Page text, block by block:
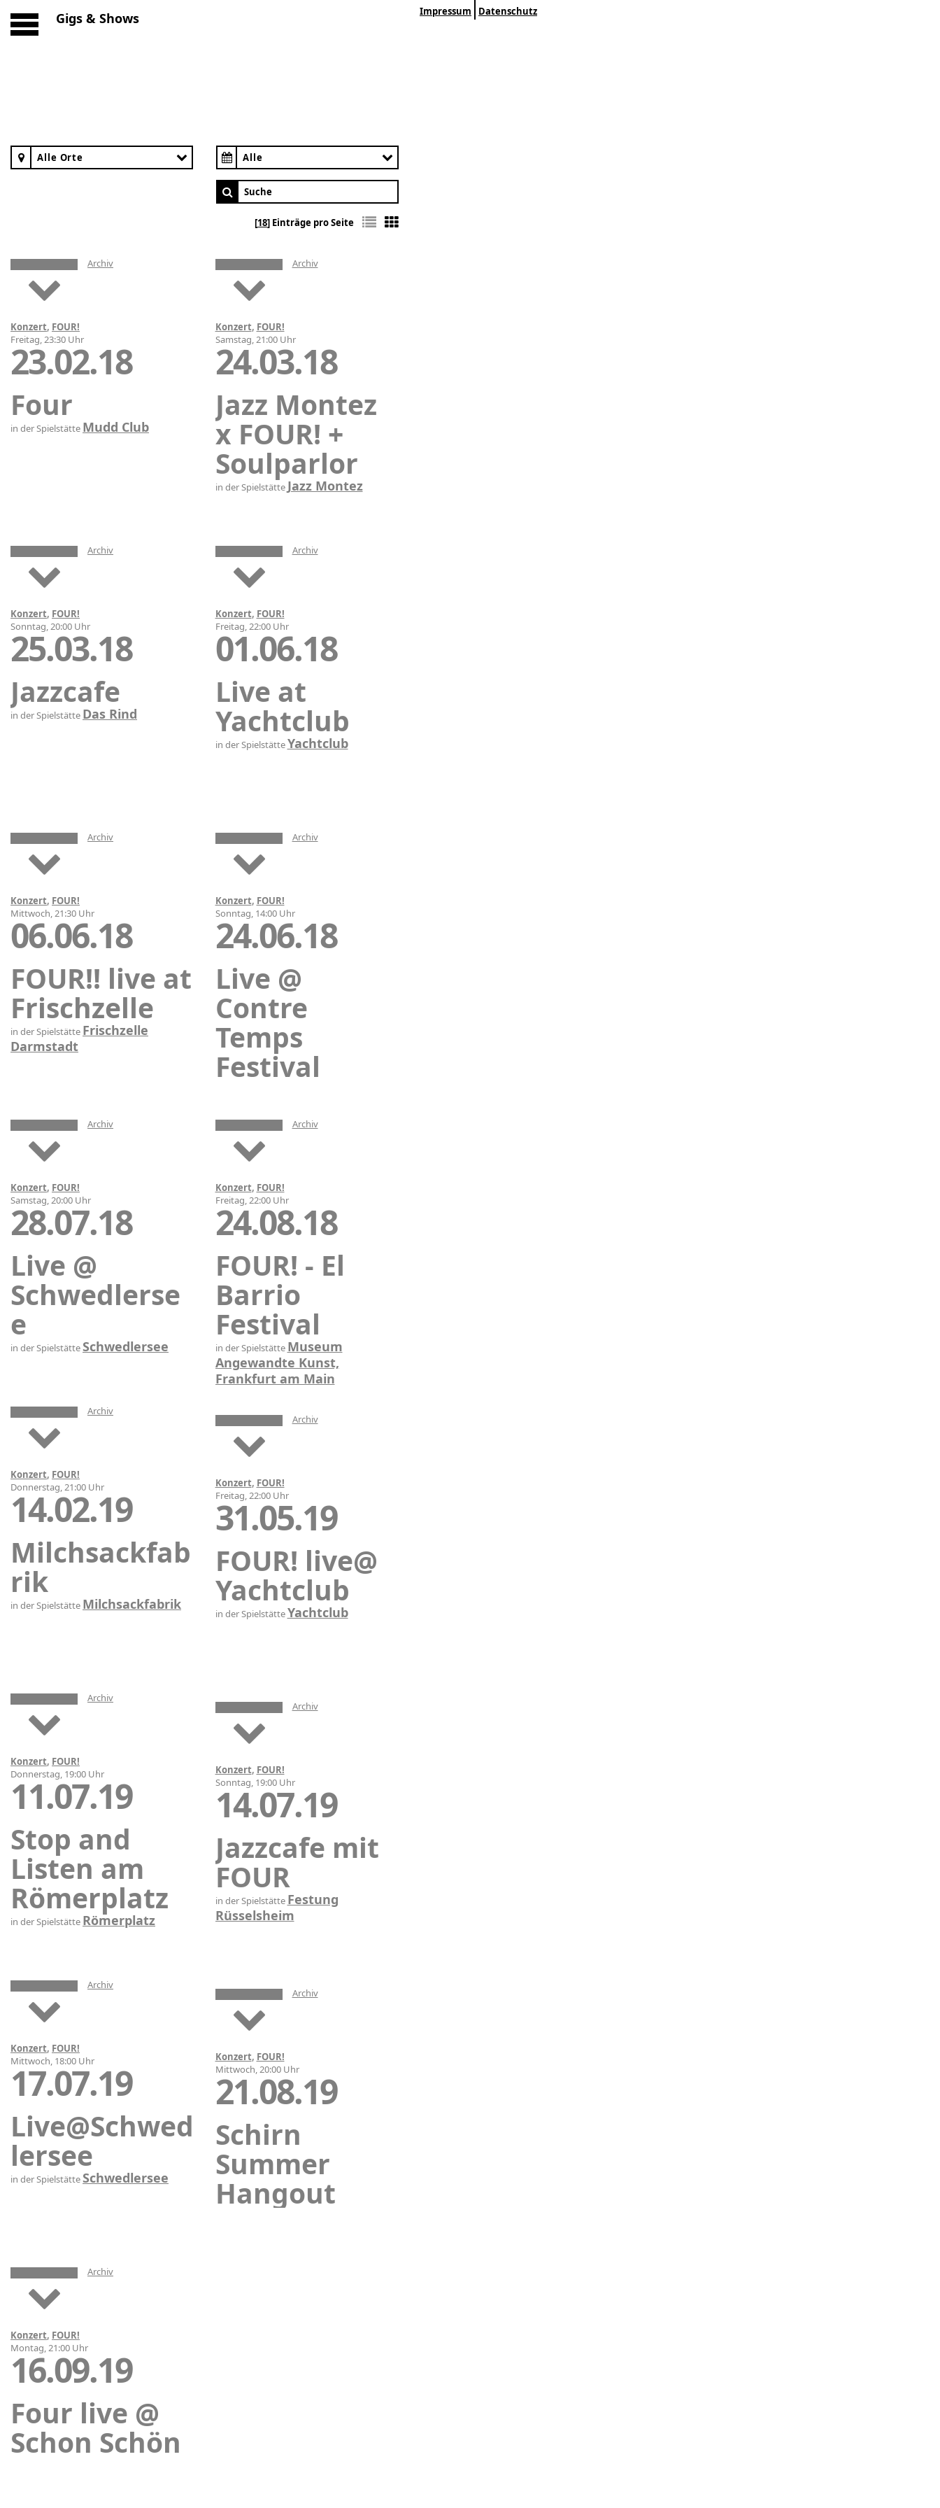
Gigs & Shows Impressum Datenschutz
Alle Orte Alle
18 Einträge pro Seite
Konzert, FOUR!
Archiv
Freitag, 23:30 Uhr
23.02.18
Four
in der Spielstätte Mudd Club
Konzert, FOUR!
Archiv
Sonntag, 20:00 Uhr
25.03.18
Jazzcafe
in der Spielstätte Das Rind
Konzert, FOUR!
Archiv
Mittwoch, 21:30 Uhr
06.06.18
FOUR!! live at
Frischzelle
in der Spielstätte Frischzelle
Darmstadt
Konzert, FOUR!
Archiv
Samstag, 20:00 Uhr
28.07.18
Live @
Schwedlerse
e
in der Spielstätte Schwedlersee
Konzert, FOUR!
Archiv
Donnerstag, 21:00 Uhr
14.02.19
Milchsackfab
rik
in der Spielstätte Milchsackfabrik
Konzert, FOUR!
Archiv
Donnerstag, 19:00 Uhr
11.07.19
Stop and
Listen am
Römerplatz
in der Spielstätte Römerplatz
Konzert, FOUR!
Archiv
Mittwoch, 18:00 Uhr
17.07.19
Live@Schwed
lersee
in der Spielstätte Schwedlersee
Konzert, FOUR!
Archiv
Montag, 21:00 Uhr
16.09.19
Four live @
Schon Schön
Konzert, FOUR!
Archiv
Samstag, 21:00 Uhr
24.03.18
Jazz Montez
x FOUR! +
Soulparlor
in der Spielstätte Jazz Montez
Konzert, FOUR!
Archiv
Freitag, 22:00 Uhr
01.06.18
Live at
Yachtclub
in der SpielstätteYachtclub
Konzert, FOUR!
Archiv
Sonntag, 14:00 Uhr
24.06.18
Live @
Contre
Temps
Festival
Konzert, FOUR!
Archiv
Freitag, 22:00 Uhr
24.08.18
FOUR! - El
Barrio
Festival
in der Spielstätte Museum
Angewandte Kunst,
Frankfurt am Main
Konzert, FOUR!
Archiv
Freitag, 22:00 Uhr
31.05.19
FOUR! live@
Yachtclub
in der SpielstätteYachtclub
Konzert, FOUR!
Archiv
Sonntag, 19:00 Uhr
14.07.19
Jazzcafe mit
FOUR
in der Spielstätte Festung
Rüsselsheim
Konzert, FOUR!
Archiv
Mittwoch, 20:00 Uhr
21.08.19
Schirn
Summer
Hangout